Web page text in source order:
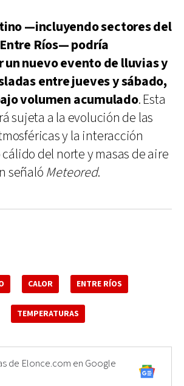
—incluyendo sectores del
Ríos— podría
nuevo evento de lluvias y
entre jueves y sábado,
volumen acumulado. Esta
sujeta a la evolución de las
y la interacción
del norte y masas de aire
señaló Meteored.
CALOR ENTRE RÍOS
TEMPERATURAS
de Elonce.com en Google